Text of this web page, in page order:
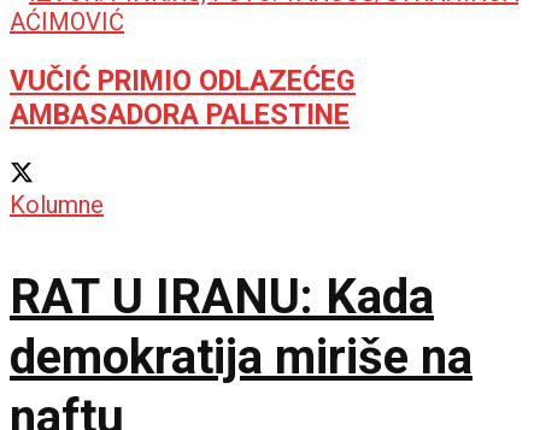
VUČIĆ PRIMIO ODLAZEĆEG
AMBASADORA PALESTINE
Kolumne
RAT U IRANU: Kada
demokratija miriše na
naftu